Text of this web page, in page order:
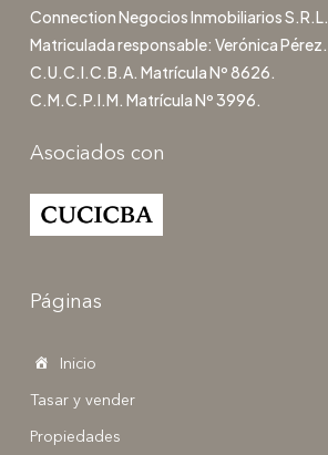
Connection Negocios Inmobiliarios S.R.L.
Matriculada responsable: Verónica Pérez.
C.U.C.I.C.B.A. Matrícula Nº 8626.
C.M.C.P.I.M. Matrícula Nº 3996.
Asociados con
Páginas
Inicio
Tasar y vender
Propiedades